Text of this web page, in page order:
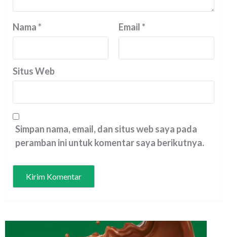
Nama* Email*
Situs Web
Simpan nama, email, dan situs web saya pada
peramban ini untuk komentar saya berikutnya.